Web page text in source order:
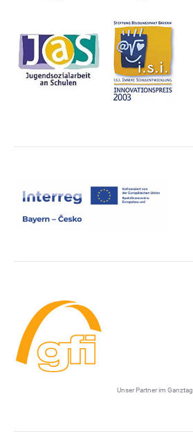
Unser Partner im Ganztag